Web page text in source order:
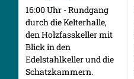
16:00 Uhr - Rundgang
durch die Kelterhalle,
den Holzfasskeller mit
Blick in den
Edelstahlkeller und die
Schatzkammern.